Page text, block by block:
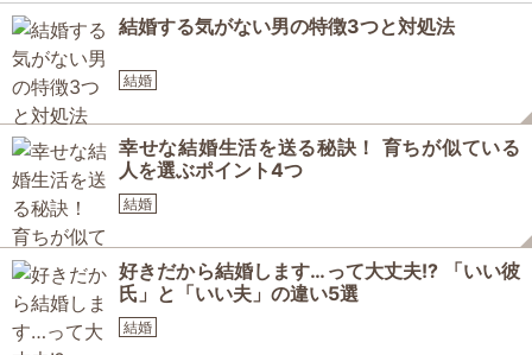
結婚する気がない男の特徴3つと対処法
結婚
幸せな結婚生活を送る秘訣！ 育ちが似ている
人を選ぶポイント4つ
結婚
好きだから結婚します…って大丈夫!? 「いい彼
氏」と「いい夫」の違い5選
結婚